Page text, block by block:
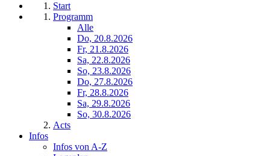
Start
Programm
Alle
Do, 20.8.2026
Fr, 21.8.2026
Sa, 22.8.2026
So, 23.8.2026
Do, 27.8.2026
Fr, 28.8.2026
Sa, 29.8.2026
So, 30.8.2026
Acts
Infos
Infos von A-Z